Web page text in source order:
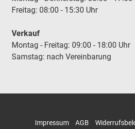
Freitag: 08:00 - 15:30 Uhr
Verkauf
Montag - Freitag: 09:00 - 18:00 Uhr
Samstag: nach Vereinbarung
Impressum AGB